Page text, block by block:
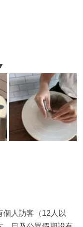
個人訪客（12人以